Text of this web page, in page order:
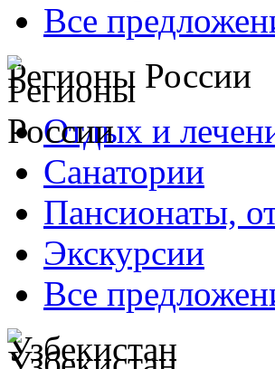
Все
Регионы России
Отдых и
Санатории
Пансионаты,
Экскурсии
Все
Узбекистан